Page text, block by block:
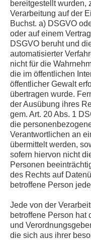
bereitgestellt wurden,
Verarbeitung auf der
Buchst. a) DSGVO
oder auf einem
DSGVO beruht und
automatisierter
nicht für die
die im öffentlichen
öffentlicher Gewalt
übertragen wurde.
der Ausübung ihres
gem. Art. 20 Abs. 1
die
Verantwortlichen an
übermittelt werden,
sofern hiervon nicht
Personen
des Rechts auf
betroffene Person
Jede von der
betroffene Person
und
die sich aus ihrer